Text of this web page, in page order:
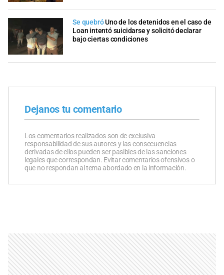
Se quebróUno de los detenidos en el caso de
Loan intentó suicidarse y solicitó declarar
bajo ciertas condiciones
Dejanos tu comentario
Los comentarios realizados son de exclusiva
responsabilidad de sus autores y las consecuencias
derivadas de ellos pueden ser pasibles de las sanciones
legales que correspondan. Evitar comentarios ofensivos o
que no respondan al tema abordado en la información.